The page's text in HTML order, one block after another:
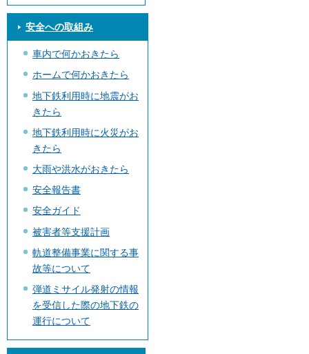
安全への取組み
車内で何かおきたら
ホームで何かおきたら
地下鉄利用時に地震がお
きたら
地下鉄利用時に火災がお
きたら
大雨や洪水がおきたら
安全報告書
安全ガイド
被害者等支援計画
軌道整備事業に関する事
故等について
弾道ミサイル発射の情報
を受信した際の地下鉄の
運行について